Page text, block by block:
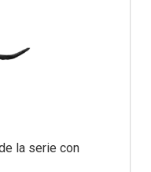
la serie con